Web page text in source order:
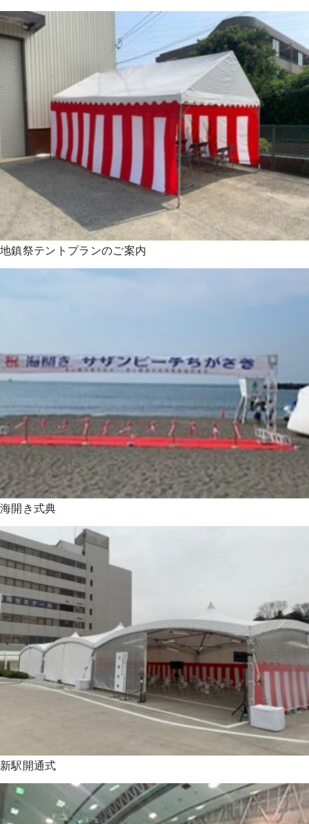
地鎮祭テントプランのご案内
海開き式典
新駅開通式